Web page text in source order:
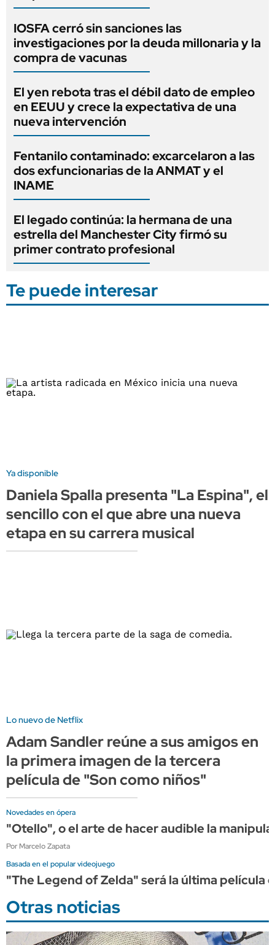
IOSFA cerró sin sanciones las
investigaciones por la deuda millonaria y la
compra de vacunas
El yen rebota tras el débil dato de empleo
en EEUU y crece la expectativa de una
nueva intervención
Fentanilo contaminado: excarcelaron a las
dos exfuncionarias de la ANMAT y el
INAME
El legado continúa: la hermana de una
estrella del Manchester City firmó su
primer contrato profesional
Te puede interesar
Ya disponible
Daniela Spalla presenta "La Espina", el
sencillo con el que abre una nueva
etapa en su carrera musical
Lo nuevo de Netflix
Adam Sandler reúne a sus amigos en
la primera imagen de la tercera
película de "Son como niños"
Novedades en ópera
"Otello", o el arte de hacer audible la
Por Marcelo Zapata
Basada en el popular videojuego
"The Legend of Zelda" será la última película
Otras noticias